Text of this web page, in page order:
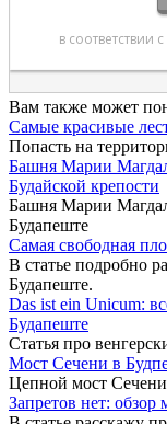
Вам также может
Самые красивые
Попасть на
Башня Марии
Будайской крепости
Башня Марии
Будапеште
Самая свободная
В статье подробно
Будапеште.
Das ist ein Unicum:
Будапеште
Статья про
Мост Сечени в
Цепной мост
Запретов нет: обзор